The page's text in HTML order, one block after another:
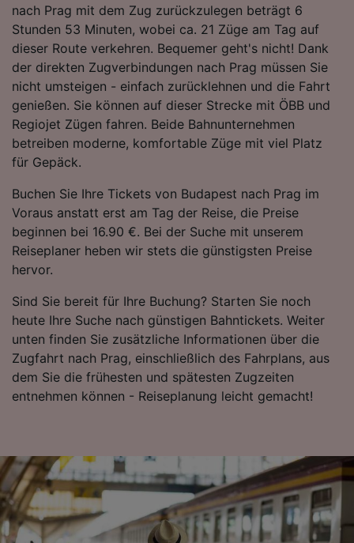
nach Prag mit dem Zug zurückzulegen beträgt 6
Stunden 53 Minuten, wobei ca. 21 Züge am Tag auf
dieser Route verkehren. Bequemer geht's nicht! Dank
der direkten Zugverbindungen nach Prag müssen Sie
nicht umsteigen - einfach zurücklehnen und die Fahrt
genießen. Sie können auf dieser Strecke mit ÖBB und
Regiojet Zügen fahren. Beide Bahnunternehmen
betreiben moderne, komfortable Züge mit viel Platz
für Gepäck.
Buchen Sie Ihre Tickets von Budapest nach Prag im
Voraus anstatt erst am Tag der Reise, die Preise
beginnen bei 16.90 €. Bei der Suche mit unserem
Reiseplaner heben wir stets die günstigsten Preise
hervor.
Sind Sie bereit für Ihre Buchung? Starten Sie noch
heute Ihre Suche nach günstigen Bahntickets. Weiter
unten finden Sie zusätzliche Informationen über die
Zugfahrt nach Prag, einschließlich des Fahrplans, aus
dem Sie die frühesten und spätesten Zugzeiten
entnehmen können - Reiseplanung leicht gemacht!
Folgendes bereitzustellen:
Verwendung genauer Standortdaten.
Endgeräteeigenschaften zur Identifikation
aktiv abfragen. Speichern von oder Zugriff auf
Informationen auf einem Endgerät.
Personalisierte Werbung und Inhalte, Messung
von Werbeleistung und der Performance von
Inhalten, Zielgruppenforschung sowie
Entwicklung und Verbesserung von
Angeboten.
Liste der Partner (Lieferanten)